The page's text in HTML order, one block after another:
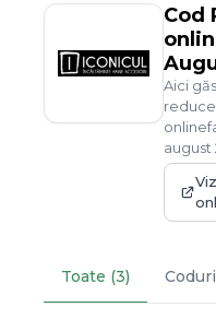
Cod
Aici
august
Toate (3) Coduri